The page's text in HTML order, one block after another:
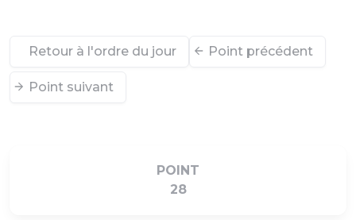
Retour à l'ordre du jour Point précédent
Point suivant
POINT
28